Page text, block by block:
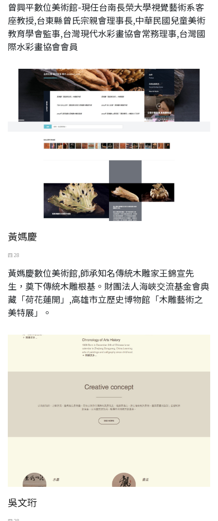
曾興平數位美術館-現任台南長榮大學視覺藝術系客
座教授,台東縣曾氏宗親會理事長,中華民國兒童美術
教育學會監事,台灣現代水彩畫協會常務理事,台灣國
際水彩畫協會會員
黃媽慶
四 28
黃媽慶數位美術館,師承知名傳統木雕家王錦宣先
生，奠下傳統木雕根基。財團法人海峽交流基金會典
藏「荷花蓮開」,高雄市立歷史博物館「木雕藝術之
美特展」。
吳文珩